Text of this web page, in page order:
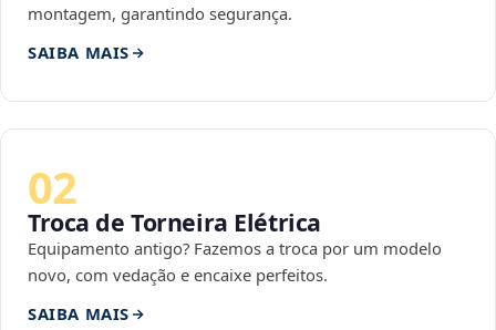
montagem, garantindo segurança.
SAIBA MAIS
02
Troca de Torneira Elétrica
Equipamento antigo? Fazemos a troca por um modelo
novo, com vedação e encaixe perfeitos.
SAIBA MAIS